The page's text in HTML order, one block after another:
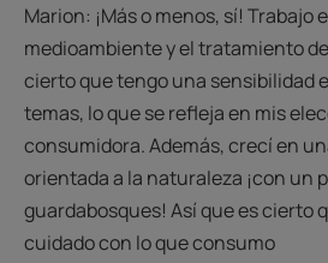
Marion: ¡Más o menos, sí! Trabajo
medioambiente y el tratamiento
cierto que tengo una sensibilidad
temas, lo que se refleja en mis
consumidora. Además, crecí en
orientada a la naturaleza ¡con un
guardabosques! Así que es cierto
cuidado con lo que consumo